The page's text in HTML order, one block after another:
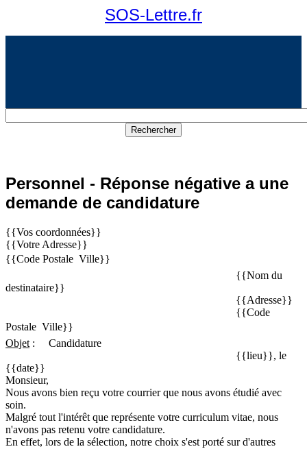
SOS-Lettre.fr
Personnel - Réponse négative a une
demande de candidature
{{Vos coordonnées}}
{{Votre Adresse}}
{{Code Postale  Ville}}
{{Nom du
destinataire}}
{{Adresse}}
{{Code
Postale  Ville}}
Objet :
Candidature
{{lieu}}, le
{{date}}
Monsieur,
Nous avons bien reçu votre courrier que nous avons étudié avec
soin.
Malgré tout l'intérêt que représente votre curriculum vitae, nous
n'avons pas retenu votre candidature.
En effet, lors de la sélection, notre choix s'est porté sur d'autres